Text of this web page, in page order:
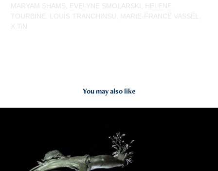
MARYAM SHAMS, EVELYNE SMOLARSKI, HELENE
TOURBINE, LOUIS TRANCHINSU, MARIE-FRANCE VASSEL,
X.TiN
You may also like
2021